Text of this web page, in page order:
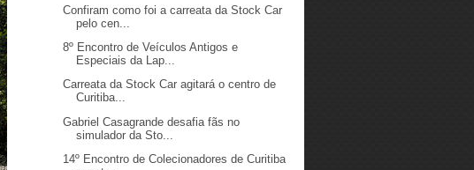
Confiram como foi a carreata da Stock Car
pelo cen...
8º Encontro de Veículos Antigos e
Especiais da Lap...
Carreata da Stock Car agitará o centro de
Curitiba...
Gabriel Casagrande desafia fãs no
simulador da Sto...
14º Encontro de Colecionadores de Curitiba